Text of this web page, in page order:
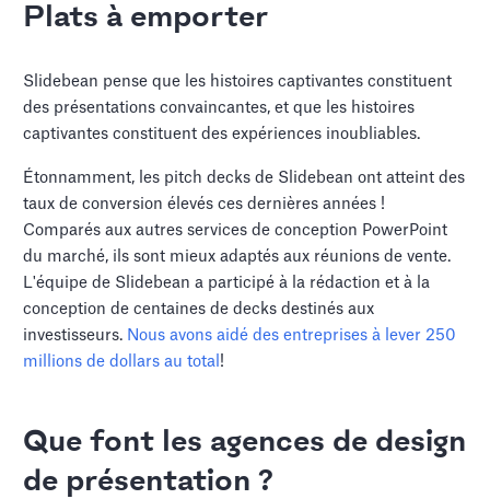
Plats à emporter
Slidebean pense que les histoires captivantes constituent
des présentations convaincantes, et que les histoires
captivantes constituent des expériences inoubliables.
Étonnamment, les pitch decks de Slidebean ont atteint des
taux de conversion élevés ces dernières années !
Comparés aux autres services de conception PowerPoint
du marché, ils sont mieux adaptés aux réunions de vente.
L'équipe de Slidebean a participé à la rédaction et à la
conception de centaines de decks destinés aux
investisseurs. Nous avons aidé des entreprises à lever 250
millions de dollars au total !
Que font les agences de design
de présentation ?